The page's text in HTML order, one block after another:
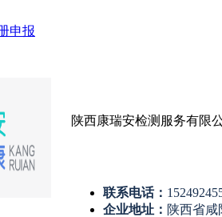
申报
陕西康瑞安检测服务有限
联系电话：
企业地址： 陕西省